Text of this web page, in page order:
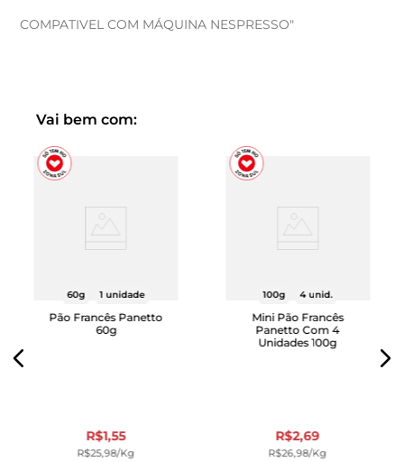
COMPATIVEL COM MÁQUINA NESPRESSO"
Vai bem com:
60g 1 unidade
Pão Francês Panetto
60g
R$1,55
R$25,98/kg
100g 4 unid.
Mini Pão Francês
Panetto Com 4
Unidades 100g
R$2,69
R$26,98/kg